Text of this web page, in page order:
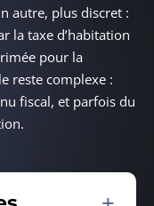
autre, plus discret :
la taxe d’habitation
pour la
reste complexe :
fiscal, et parfois du